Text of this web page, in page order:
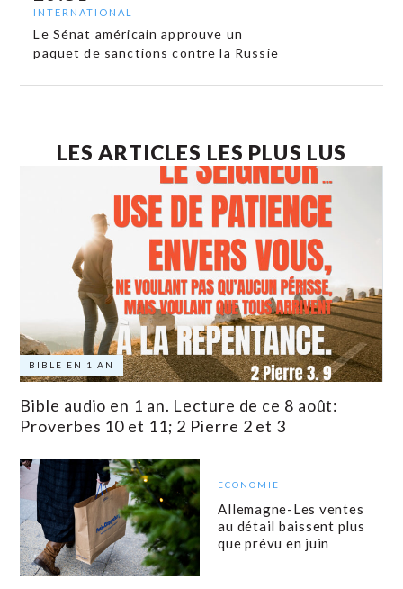
INTERNATIONAL
Le Sénat américain approuve un
paquet de sanctions contre la Russie
LES ARTICLES LES PLUS LUS
BIBLE EN 1 AN
Bible audio en 1 an. Lecture de ce 8 août:
Proverbes 10 et 11; 2 Pierre 2 et 3
ECONOMIE
Allemagne-Les ventes
au détail baissent plus
que prévu en juin